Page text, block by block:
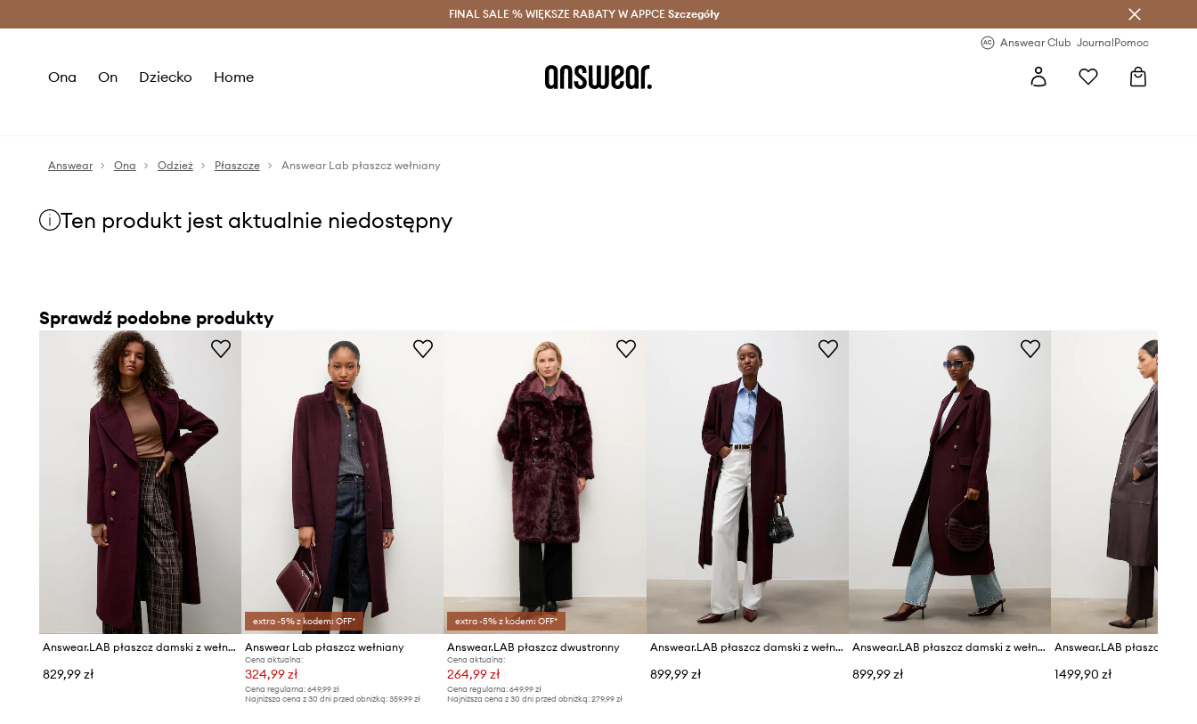
Oszczędzaj z Answear Club > Dostawa nawet w 24h >
FINAL SALE % WIĘKSZE RABATY W APPCE Szczegóły
Answear Club JournalPomoc
Ona On Dziecko Home
Answear Ona Odzież Płaszcze Answear Lab płaszcz wełniany
Ten produkt jest aktualnie niedostępny
Sprawdź podobne produkty
Answear.LAB płaszcz damski z wełną
829,99 zł
extra -5% z kodem: OFF*
Answear Lab płaszcz wełniany
Cena aktualna:
324,99 zł
Cena regularna:649,99 zł
Najniższa cena z 30 dni przed obniżką:359,99 zł
extra -5% z kodem: OFF*
Answear.LAB płaszcz dwustronny
Cena aktualna:
264,99 zł
Cena regularna: 649,99 zł
Najniższa cena z 30 dni przed obniżką: 279,99 zł
Answear.LAB płaszcz damski z wełną
899,99 zł
Answear.LAB płaszcz damski z wełną
899,99 zł 1499,90 zł